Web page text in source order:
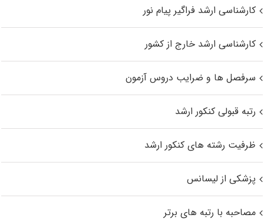
کارشناسی ارشد فراگیر پیام نور
کارشناسی ارشد خارج از کشور
سرفصل ها و ضرایب دروس آزمون
رتبه قبولی کنکور ارشد
ظرفیت رشته های کنکور ارشد
پزشکی از لیسانس
مصاحبه با رتبه های برتر